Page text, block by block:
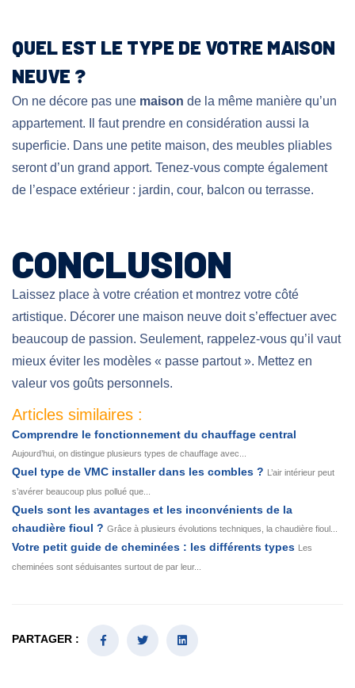
QUEL EST LE TYPE DE VOTRE MAISON
NEUVE ?
On ne décore pas une maison de la même manière qu’un
appartement. Il faut prendre en considération aussi la
superficie. Dans une petite maison, des meubles pliables
seront d’un grand apport. Tenez-vous compte également
de l’espace extérieur : jardin, cour, balcon ou terrasse.
CONCLUSION
Laissez place à votre création et montrez votre côté
artistique. Décorer une maison neuve doit s’effectuer avec
beaucoup de passion. Seulement, rappelez-vous qu’il vaut
mieux éviter les modèles « passe partout ». Mettez en
valeur vos goûts personnels.
Articles similaires :
Comprendre le fonctionnement du chauffage central
Aujourd’hui, on distingue plusieurs types de chauffage avec...
Quel type de VMC installer dans les combles ? L’air intérieur peut
s’avérer beaucoup plus pollué que...
Quels sont les avantages et les inconvénients de la
chaudière fioul ? Grâce à plusieurs évolutions techniques, la chaudière fioul...
Votre petit guide de cheminées : les différents types Les
cheminées sont séduisantes surtout de par leur...
PARTAGER :